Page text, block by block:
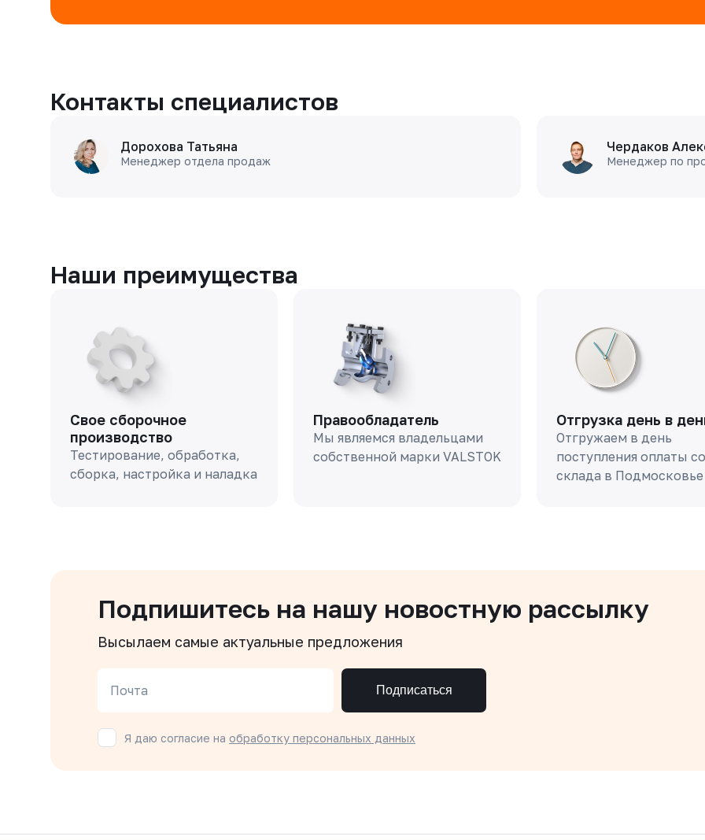
Контакты специалистов
Дорохова Татьяна
Менеджер отдела продаж
Чердаков
Менеджер по
Наши преимущества
Свое сборочное
производство
Тестирование, обработка,
сборка, настройка и наладка
Правообладатель
Мы являемся владельцами
собственной марки VALSTOK
Отгрузка день в
Отгружаем в день
поступления оплаты со
склада в Подмосковье
Подпишитесь на нашу новостную рассылку
Высылаем самые актуальные предложения
Почта Подписаться
Я даю согласие на обработку персональных данных